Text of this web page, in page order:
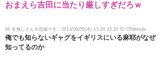
おまえら吉田に当たり厳しすぎだろｗ
66 名無しさん＠恐縮です：2013/06/05(水) 13:20:33.33 ID:O5dtklubi
俺でも知らないギャグをイギリスにいる麻耶がなぜ
知ってるのか